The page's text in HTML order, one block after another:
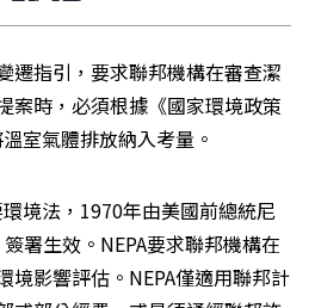
遷指引，要求聯邦機構在審查潔
案時，必須根據《國家環境政策
室氣體排放納入考量。
境法，1970年由美國前總統尼
署生效。NEPA要求聯邦機構在
境影響評估。NEPA僅適用聯邦計